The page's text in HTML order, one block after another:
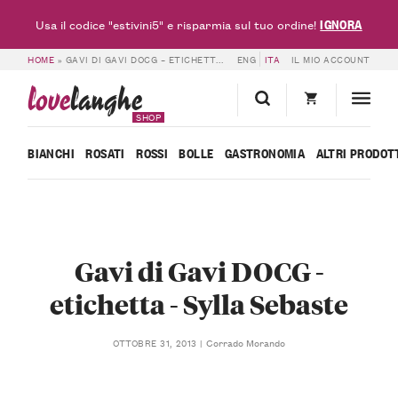
HOME » GAVI DI GAVI DOCG – ETICHETTA – SYLLA SEBASTE ENG ITA IL MIO ACCOUNT
lovelanghe
SHOP
BIANCHI ROSATI ROSSI BOLLE GASTRONOMIA ALTRI
Gavi di Gavi DOCG -
etichetta - Sylla Sebaste
OTTOBRE 31, 2013 Corrado Morando
Usa il codice "estivini5" e risparmia sul tuo ordine!IGNORA